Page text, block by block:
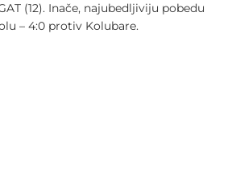
(12). Inače, najubedljiviju pobedu
– 4:0 protiv Kolubare.